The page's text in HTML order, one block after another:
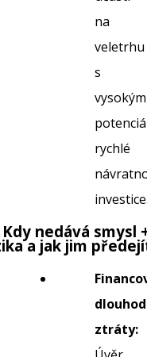
na
veletrhu
s
vysokým
rychlé
investice.
Kdy nedává smysl
a jak jim
ztráty: